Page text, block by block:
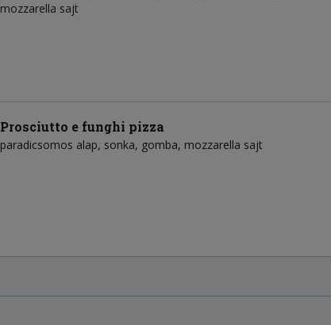
mozzarella sajt
Prosciutto e funghi pizza
paradicsomos alap sonka gomba mozzarella sajt